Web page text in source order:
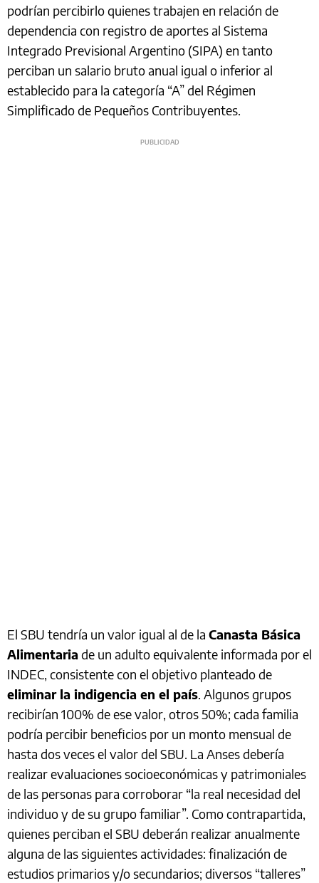
podrían percibirlo quienes trabajen en relación de
dependencia con registro de aportes al Sistema
Integrado Previsional Argentino (SIPA) en tanto
perciban un salario bruto anual igual o inferior al
establecido para la categoría “A” del Régimen
Simplificado de Pequeños Contribuyentes.
El SBU tendría un valor igual al de la Canasta Básica
Alimentaria de un adulto equivalente informada por el
INDEC, consistente con el objetivo planteado de
eliminar la indigencia en el país. Algunos grupos
recibirían 100% de ese valor, otros 50%; cada familia
podría percibir beneficios por un monto mensual de
hasta dos veces el valor del SBU. La Anses debería
realizar evaluaciones socioeconómicas y patrimoniales
de las personas para corroborar “la real necesidad del
individuo y de su grupo familiar”. Como contrapartida,
quienes perciban el SBU deberán realizar anualmente
alguna de las siguientes actividades: finalización de
estudios primarios y/o secundarios; diversos “talleres”